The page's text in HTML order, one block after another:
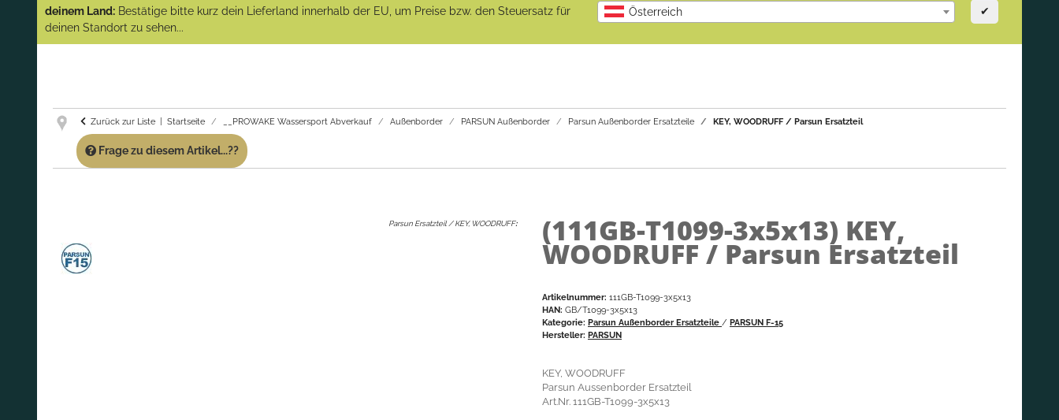
(Abverkauf)!
GARANTIE UND SERVICE:
Artikeln einfach an!
deinem Land: Bestätige bitte kurz dein Lieferland innerhalb der EU, um Preise bzw. den Steuersatz für
deinen Standort zu sehen...
Österreich ✔
Zurück zur Liste Startseite __PROWAKE Wassersport Abverkauf Außenborder PARSUN Außenborder Parsun Außenborder Ersatzteile KEY, WOODRUFF / Parsun Ersatzteil
Frage zu diesem Artikel...??
Parsun Ersatzteil / KEY, WOODRUFF: (111GB-T1099-3x5x13) KEY,
WOODRUFF / Parsun Ersatzteil
Artikelnummer: 111GB-T1099-3x5x13
HAN: GB/T1099-3x5x13
Kategorie: Parsun Außenborder Ersatzteile / PARSUN F-15
Hersteller: PARSUN
KEY, WOODRUFF
Parsun Aussenborder Ersatzteil
Art.Nr. 111GB-T1099-3x5x13